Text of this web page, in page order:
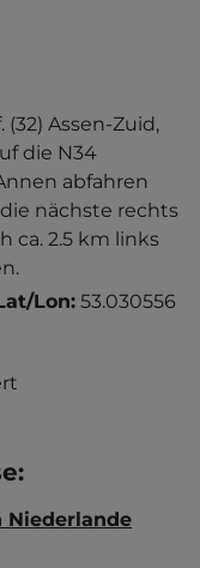
Assen-Zuid,
die N34
abfahren
nächste rechts
ca. 2.5 km links
Lon: 53.030556
:
Niederlande